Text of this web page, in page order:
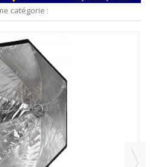
catégorie :